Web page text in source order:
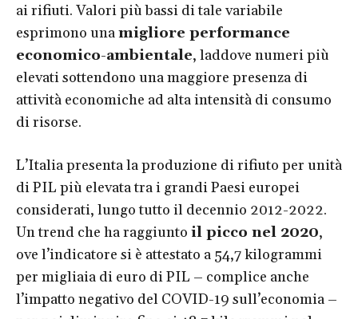
ai rifiuti. Valori più bassi di tale variabile
esprimono unamigliore performance
economico-ambientale, laddove numeri più
elevati sottendono una maggiore presenza di
attività economiche ad alta intensità di consumo
di risorse.
L’Italia presenta la produzione di rifiuto per unità
di PIL più elevata tra i grandi Paesi europei
considerati, lungo tutto il decennio 2012-2022.
Un trend che ha raggiunto il picco nel 2020,
ove l’indicatore si è attestato a 54,7 kilogrammi
per migliaia di euro di PIL – complice anche
l’impatto negativo del COVID-19 sull’economia –